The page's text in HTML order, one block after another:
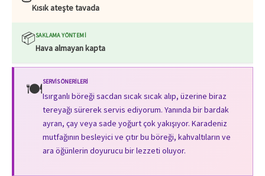
Kısık ateşte tavada
📦SAKLAMA YÖNTEMI
Hava almayan kapta
🍽️SERVIS ÖNERILERI
Isırganlı böreği sacdan sıcak sıcak alıp, üzerine biraz
tereyağı sürerek servis ediyorum. Yanında bir bardak
ayran, çay veya sade yoğurt çok yakışıyor. Karadeniz
mutfağının besleyici ve çıtır bu böreği, kahvaltıların ve
ara öğünlerin doyurucu bir lezzeti oluyor.